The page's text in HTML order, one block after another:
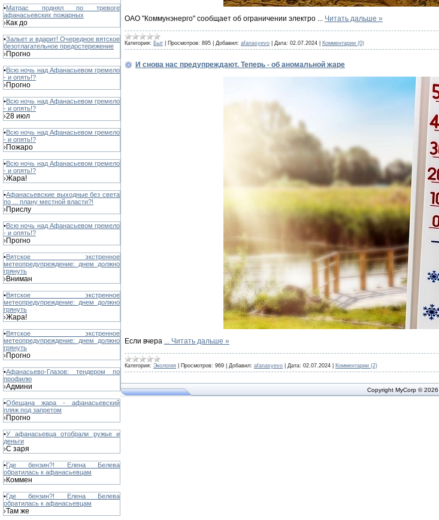
•Матрас поднял по тревоге
афанасьевских пожарных
›Как до
•Зальет и вдарит! Очередное вятское
безотлагательное предостережение
›Прогно
•Всю ночь над Афанасьевом гремело
- и опять!?
›Прогно
•Всю ночь над Афанасьевом гремело
- и опять!?
›28 июл
•Всю ночь над Афанасьевом гремело
- и опять!?
›Пожаро
•Всю ночь над Афанасьевом гремело
- и опять!?
›Жара!
•Афанасьевские выходные без света
по ... плану местной власти?!
›Прислу
•Всю ночь над Афанасьевом гремело
- и опять!?
›Прогно
•Вятское экстренное
метеопредупреждение: днем должно
грянуть
›Вниман
•Вятское экстренное
метеопредупреждение: днем должно
грянуть
›Жара!
•Вятское экстренное
метеопредупреждение: днем должно
грянуть
›Прогно
•Афанасьево-Глазов: тендером по
профилю
›Админи
•Обещана жара - афанасьевский
пляж под запретом
›Прогно
•У афанасьевца отобрали ружье и
деньги
›С заря
•Где бензин?! Елена Белева
обратилась к афанасьевцам
›Коммен
•Где бензин?! Елена Белева
обратилась к афанасьевцам
›Там же
ОАО "Коммунэнерго" сообщает об ограничении электро Читать дальше »
Категория: Быт Просмотров: 895 Добавил: afanasyevo Дата: 02.07.2024 Комментарии (0)
И снова нас предупреждают. Теперь - об аномальной жаре
Если вчера Читать дальше »
Категория: Экология Просмотров: 969 Добавил: afanasyevo Дата: 02.07.2024 Комментарии (2)
Copyright MyCorp © 2026